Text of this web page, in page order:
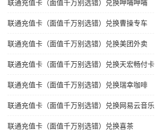
联通充值卡（面值千万别选错）兑换呷哺呷哺
联通充值卡（面值千万别选错）兑换曹操专车
联通充值卡（面值千万别选错）兑换美团外卖
联通充值卡（面值千万别选错）兑换天宏畅付卡
联通充值卡（面值千万别选错）兑换瑞幸咖啡
联通充值卡（面值千万别选错）兑换网易云音乐
联通充值卡（面值千万别选错）兑换喜茶